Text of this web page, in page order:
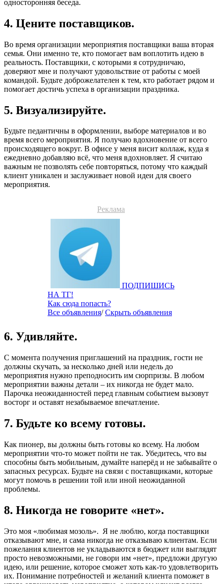
односторонняя беседа.
4. Цените поставщиков.
Во время организации мероприятия поставщики ваша вторая
семья. Они именно те, кто помогает вам воплотить идею в
реальность. Поставщики, с которыми я сотрудничаю,
доверяют мне и получают удовольствие от работы с моей
командой. Будьте доброжелателен к тем, кто работает рядом и
помогает достичь успеха в организации праздника.
5. Визуализируйте.
Будьте педантичны в оформлении, выборе материалов и во
время всего мероприятия. Я получаю вдохновение от всего
происходящего вокруг. В офисе у меня висит коллаж, куда я
ежедневно добавляю всё, что меня вдохновляет. Я считаю
важным не позволять себе повторяться, потому что каждый
клиент уникален и заслуживает новой идеи для своего
мероприятия.
Реклама
ПОДПИШИСЬ
НА ТГ!
Как сюда попасть?
Все объявления/Скрыть объявления
6. Удивляйте.
С момента получения приглашений на праздник, гости не
должны скучать, за несколько дней или недель до
мероприятия нужно преподносить им сюрпризы. В любом
мероприятии важны детали – их никогда не будет мало.
Парочка неожиданностей перед главным событием вызовут
восторг и оставят незабываемое впечатление.
7. Будьте ко всему готовы.
Как пионер, вы должны быть готовы ко всему. На любом
мероприятии что-то может пойти не так. Убедитесь, что вы
способны быть мобильным, думайте наперёд и не забывайте о
запасных ресурсах. Будьте на связи с поставщиками, которые
могут помочь в решении той или иной неожиданной
проблемы.
8. Никогда не говорите «нет».
Это моя «любимая мозоль». Я не люблю, когда поставщики
отказывают мне, и сама никогда не отказываю клиентам. Если
пожелания клиентов не укладываются в бюджет или выглядят
просто невозможными, не говори им «нет», предложи другую
идею, или решение, которое сможет хоть как-то удовлетворить
их. Понимание потребностей и желаний клиента поможет в